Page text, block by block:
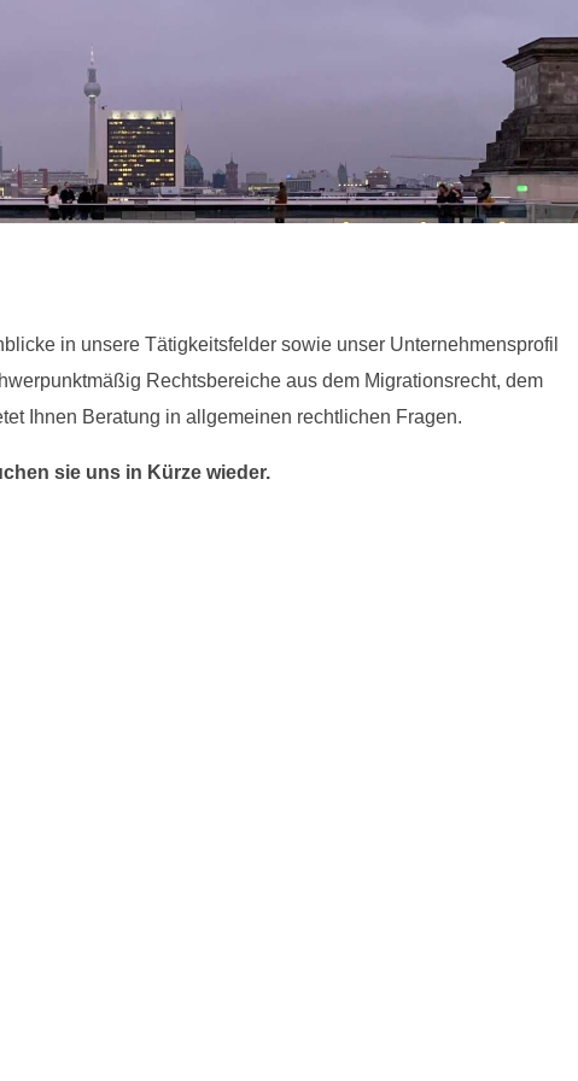
in unsere Tätigkeitsfelder sowie unser Unternehmensprofil
Rechtsbereiche aus dem Migrationsrecht, dem
Ihnen Beratung in allgemeinen rechtlichen Fragen.
sie uns in Kürze wieder.